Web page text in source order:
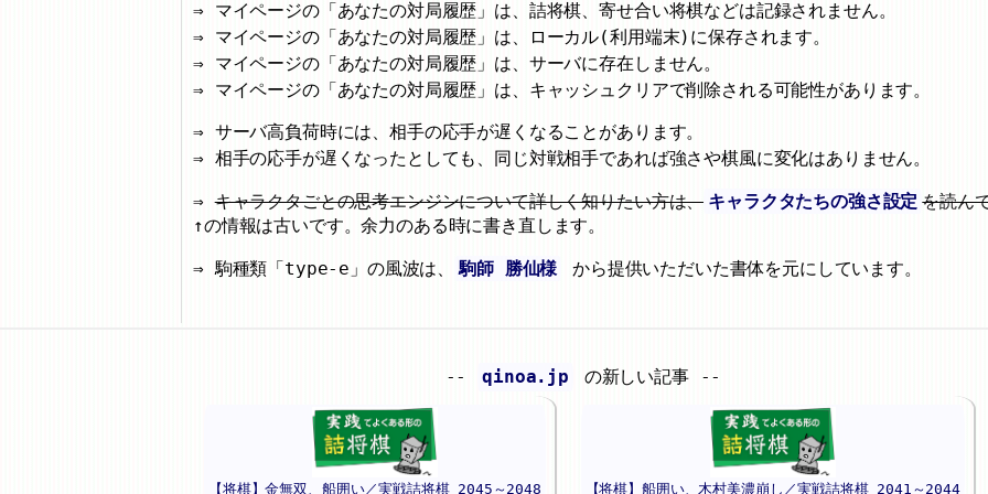
マイページの「あなたの対局履歴」は、詰将棋、寄せ合い将棋などは記録されません。
マイページの「あなたの対局履歴」は、ローカル(利用端末)に保存されます。
マイページの「あなたの対局履歴」は、サーバに存在しません。
マイページの「あなたの対局履歴」は、キャッシュクリアで削除される可能性があります。
サーバ高負荷時には、相手の応手が遅くなることがあります。
相手の応手が遅くなったとしても、同じ対戦相手であれば強さや棋風に変化はありません。
キャラクタごとの思考エンジンについて詳しく知りたい方は、 キャラクタたちの強さ設定 を読ん
↑の情報は古いです。余力のある時に書き直します。
駒種類「type-e」の風波は、 駒師 勝仙様 から提供いただいた書体を元にしています。